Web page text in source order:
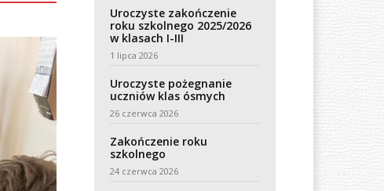
Uroczyste zakończenie
roku szkolnego 2025/2026
w klasach I-III
1 lipca 2026
Uroczyste pożegnanie
uczniów klas ósmych
26 czerwca 2026
Zakończenie roku
szkolnego
24 czerwca 2026